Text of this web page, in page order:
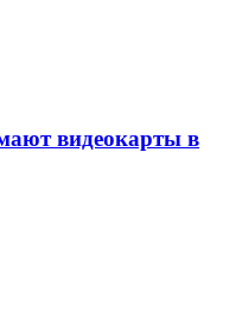
видеокарты в